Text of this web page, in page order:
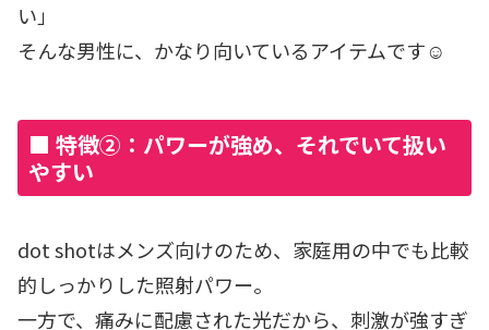
い」
そんな男性に、かなり向いているアイテムです☺️
■ 特徴②：パワーが強め、それでいて扱い
やすい
dot shotはメンズ向けのため、家庭用の中でも比較
的しっかりした照射パワー。
一方で、痛みに配慮された光だから、刺激が強すぎ